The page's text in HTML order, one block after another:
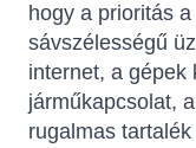
hogy a prioritás
sávszélességű
internet, a gépek
járműkapcsolat,
rugalmas